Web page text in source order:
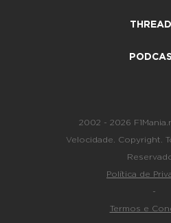
2002 - 2026
Velocidade. Copyright.
Política de
-
Termos e